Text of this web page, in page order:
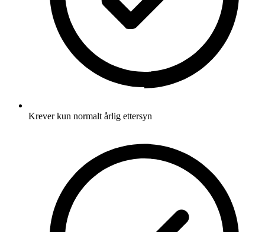
Krever kun normalt årlig ettersyn